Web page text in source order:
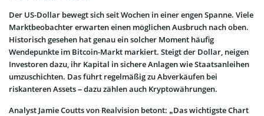
Der US-Dollar bewegt sich seit Wochen in einer engen Spanne. Viele
Marktbeobachter erwarten einen möglichen Ausbruch nach oben.
Historisch gesehen hat genau ein solcher Moment häufig
Wendepunkte im Bitcoin-Markt markiert. Steigt der Dollar, neigen
Investoren dazu, ihr Kapital in sichere Anlagen wie Staatsanleihen
umzuschichten. Das führt regelmäßig zu Abverkäufen bei
riskanteren Assets – dazu zählen auch Kryptowährungen.
Analyst Jamie Coutts von Realvision betont: „Das wichtigste Chart